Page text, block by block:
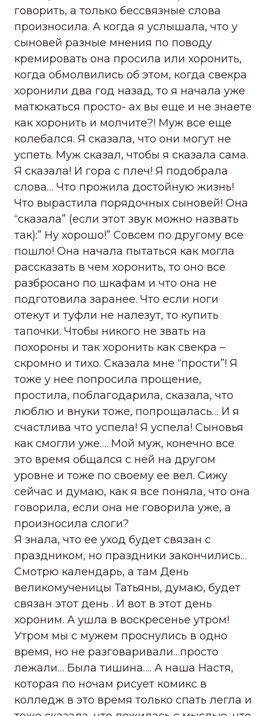
говорить, а только бессвязные слова
произносила. А когда я услышала, что у
сыновей разные мнения по поводу
кремировать она просила или хоронить,
когда обмолвились об этом, когда свекра
хоронили два год назад, то я начала уже
матюкаться просто- ах вы еще и не знаете
как хоронить и молчите?! Муж все еще
колебался. Я сказала, что они могут не
успеть. Муж сказал, чтобы я сказала сама.
Я сказала! И гора с плеч! Я подобрала
слова… Что прожила достойную жизнь!
Что вырастила порядочных сыновей! Она
“сказала” (если этот звук можно назвать
так):” Ну хорошо!” Совсем по другому все
пошло! Она начала пытаться как могла
рассказать в чем хоронить, то оно все
разбросано по шкафам и что она не
подготовила заранее. Что если ноги
отекут и туфли не налезут, то купить
тапочки. Чтобы никого не звать на
похороны и так хоронить как свекра –
скромно и тихо. Сказала мне “прости”! Я
тоже у нее попросила прощение,
простила, поблагодарила, сказала, что
люблю и внуки тоже, попрощалась… И я
счастлива что успела! Я успела! Сыновья
как смогли уже…. Мой муж, конечно все
это время общался с ней на другом
уровне и тоже по своему ее вел. Сижу
сейчас и думаю, как я все поняла, что она
говорила, если она не говорила уже, а
произносила слоги?
Я знала, что ее уход будет связан с
праздником, но праздники закончились…
Смотрю календарь, а там День
великомученицы Татьяны, думаю, будет
связан этот день . И вот в этот день
хороним. А ушла в воскресенье утром!
Утром мы с мужем проснулись в одно
время, но не разговаривали…просто
лежали… Была тишина…. А наша Настя,
которая по ночам рисует комикс в
колледж в это время только спать легла и